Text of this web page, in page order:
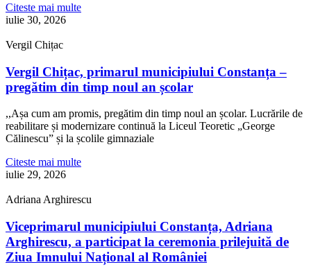
Citeste mai multe
iulie 30, 2026
Vergil Chițac
Vergil Chițac, primarul municipiului Constanța –
pregătim din timp noul an școlar
,,Așa cum am promis, pregătim din timp noul an școlar. Lucrările de
reabilitare și modernizare continuă la Liceul Teoretic „George
Călinescu” și la școlile gimnaziale
Citeste mai multe
iulie 29, 2026
Adriana Arghirescu
Viceprimarul municipiului Constanța, Adriana
Arghirescu, a participat la ceremonia prilejuită de
Ziua Imnului Național al României